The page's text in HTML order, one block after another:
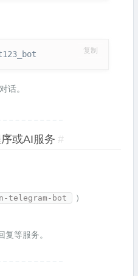
复制
话。
或AI服务 #
telegram-bot
）
等服务。